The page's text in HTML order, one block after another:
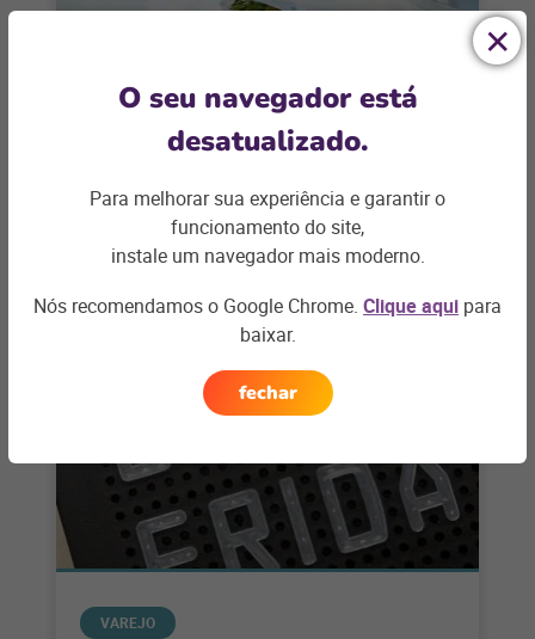
BARES E RESTAURANTES
Primeiros passos para abrir um
Abrir um restaurante é um sonho para muitos
empreendedores apaixonados pela culinária e pelo
serviço de alimentação. Considerando que,
VAREJO
O seu navegador está
desatualizado.
Para melhorar sua experiência e garantir o
funcionamento do site,
instale um navegador mais moderno.
Nós recomendamos o Google Chrome. Clique aqui para
baixar.
fechar